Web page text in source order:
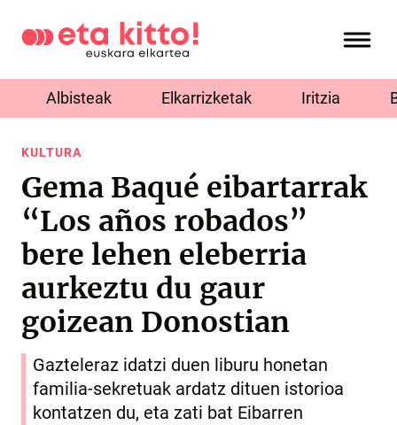
Albisteak Elkarrizketak Iritzia
KULTURA
Gema Baqué eibartarrak
“Los años robados”
bere lehen eleberria
aurkeztu du gaur
goizean Donostian
Gazteleraz idatzi duen liburu honetan
familia-sekretuak ardatz dituen istorioa
kontatzen du, eta zati bat Eibarren